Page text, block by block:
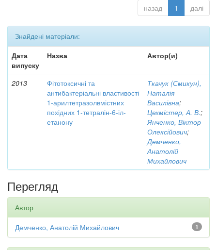
назад 1 далі
Знайдені матеріали:
Дата
випуску
Назва Автор(и)
2013
Фітотоксичні та
антибактеріальні властивості
1-арилтетразолвмістних
похідних 1-тетралін-6-іл-
етанону
Ткачук (Смикун),
Наталія
Василівна;
Цехмістер, А. В.;
Янченко, Віктор
Олексійович;
Демченко,
Анатолій
Михайлович
Перегляд
Автор
1
Демченко, Анатолій Михайлович